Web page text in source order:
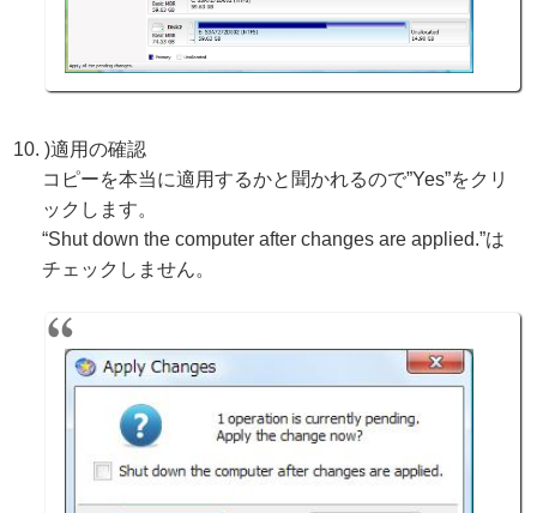
)適用の確認
コピーを本当に適用するかと聞かれるので”Yes”をクリ
ックします。
“Shut down the computer after changes are applied.”は
チェックしません。